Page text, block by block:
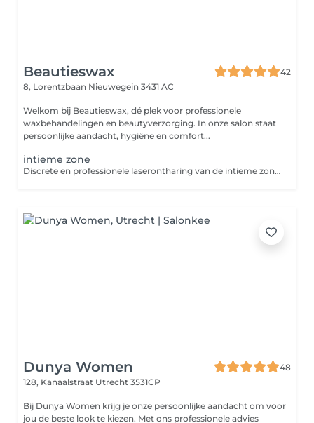
Beautieswax
42
8, Lorentzbaan Nieuwegein 3431 AC
Welkom bij Beautieswax, dé plek voor professionele
waxbehandelingen en beautyverzorging. In onze salon staat
persoonlijke aandacht, hygiëne en comfort...
intieme zone
Discrete en professionele laserontharing van de intieme zone. Vermindert de haargroei blijvend na meerdere behandelingen, voor een langdurig glad en fris gevoel.
Dunya Women
48
128, Kanaalstraat Utrecht 3531CP
Bij Dunya Women krijg je onze persoonlijke aandacht om voor
jou de beste look te kiezen. Met ons professionele advies